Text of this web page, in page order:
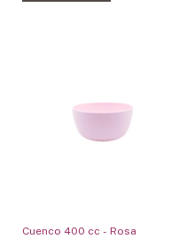
Cuenco 400 cc - Rosa